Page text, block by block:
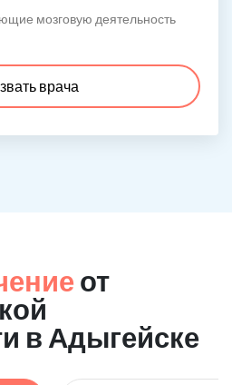
мозговую деятельность
врача
от
в Адыгейске